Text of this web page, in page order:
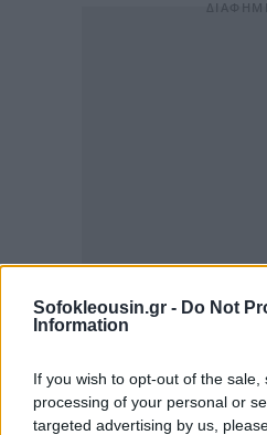
Sofokleousin.gr - Do Not
Information
If you wish to opt-out of the
processing of your personal or
targeted advertising by us,